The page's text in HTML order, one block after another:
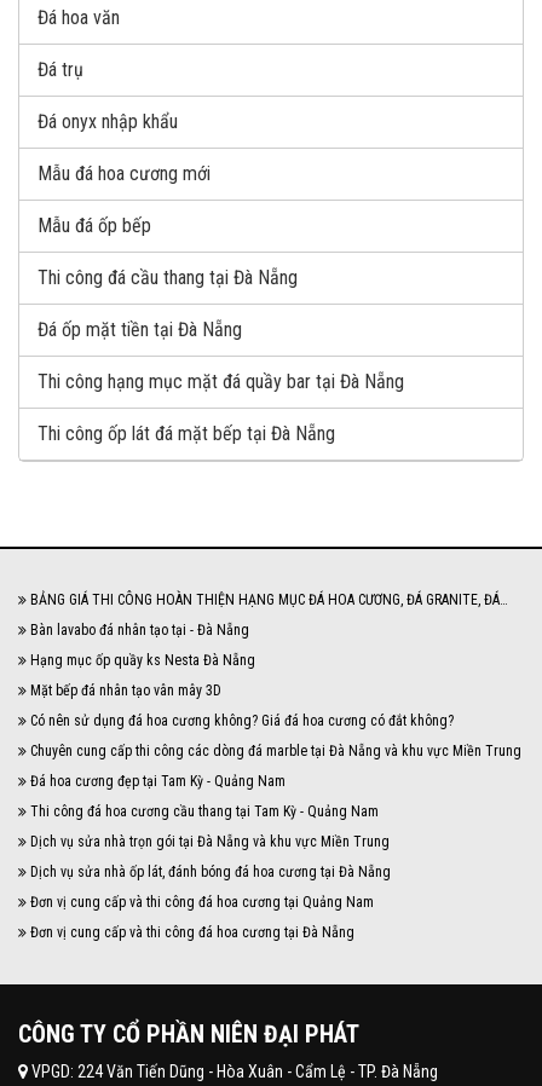
Đá hoa văn
Đá trụ
Đá onyx nhập khẩu
Mẫu đá hoa cương mới
Mẫu đá ốp bếp
Thi công đá cầu thang tại Đà Nẵng
Đá ốp mặt tiền tại Đà Nẵng
Thi công hạng mục mặt đá quầy bar tại Đà Nẵng
Thi công ốp lát đá mặt bếp tại Đà Nẵng
BẢNG GIÁ THI CÔNG HOÀN THIỆN HẠNG MỤC ĐÁ HOA CƯƠNG, ĐÁ GRANITE, ĐÁ
MARBLE NĂM 2024
Bàn lavabo đá nhân tạo tại - Đà Nẵng
Hạng mục ốp quầy ks Nesta Đà Nẵng
Mặt bếp đá nhân tạo vân mây 3D
Có nên sử dụng đá hoa cương không? Giá đá hoa cương có đắt không?
Chuyên cung cấp thi công các dòng đá marble tại Đà Nẵng và khu vực Miền Trung
Đá hoa cương đẹp tại Tam Kỳ - Quảng Nam
Thi công đá hoa cương cầu thang tại Tam Kỳ - Quảng Nam
Dịch vụ sửa nhà trọn gói tại Đà Nẵng và khu vực Miền Trung
Dịch vụ sửa nhà ốp lát, đánh bóng đá hoa cương tại Đà Nẵng
Đơn vị cung cấp và thi công đá hoa cương tại Quảng Nam
Đơn vị cung cấp và thi công đá hoa cương tại Đà Nẵng
CÔNG TY CỔ PHẦN NIÊN ĐẠI PHÁT
VPGD: 224 Văn Tiến Dũng - Hòa Xuân - Cẩm Lệ - TP. Đà Nẵng